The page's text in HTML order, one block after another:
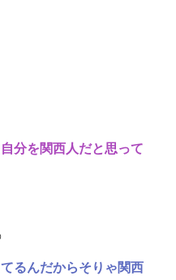
分を関西人だと思って
るんだからそりゃ関西